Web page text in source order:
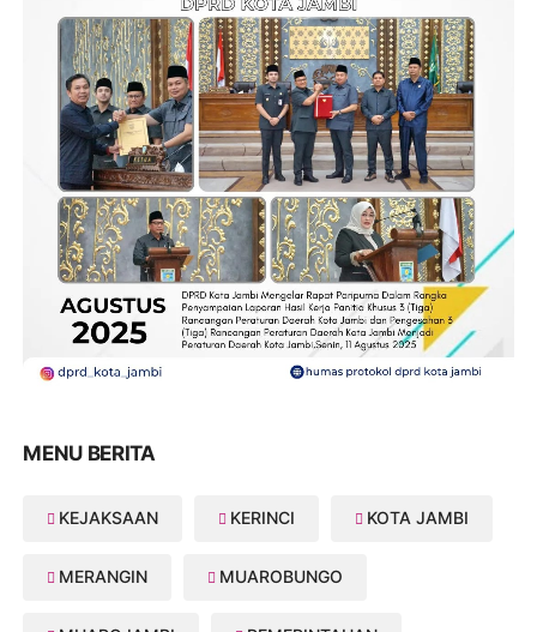
MENU BERITA
KEJAKSAAN KERINCI KOTA JAMBI
MERANGIN MUAROBUNGO